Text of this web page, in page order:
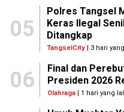
05
Polres Tangsel
Keras Ilegal
Ditangkap
TangselCity | 3 hari
06
Final dan
Presiden 2026
Olahraga| 1 hari yang